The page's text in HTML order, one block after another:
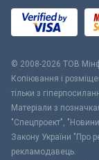
© 2008-2026 ТОВ
Копіювання і
тільки з
Матеріали з
"Спецпроект",
Закону України "Про
рекламодавець.